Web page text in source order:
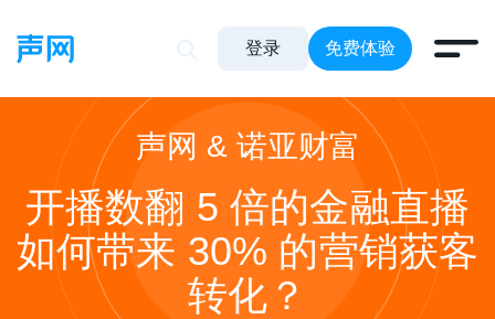
登录 免费体验
声网 & 诺亚财富
开播数翻 5 倍的金融直播
如何带来 30% 的营销获客
转化？